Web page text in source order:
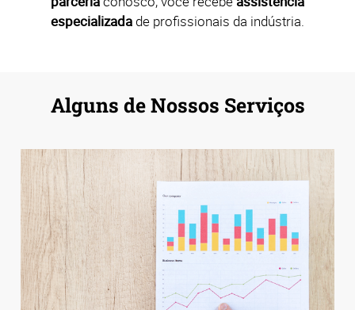
especializada de profissionais da indústria.
Alguns de Nossos Serviços